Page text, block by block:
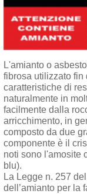
L'amianto o
fibrosa utilizzato fin
caratteristiche di
naturalmente in
facilmente dalla
arricchimento, in
composto da due
componente è il
noti sono l'amosite
blu).
La Legge n. 257
dell’amianto per la